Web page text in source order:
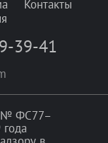
Контакты
39-41
№ ФС77–